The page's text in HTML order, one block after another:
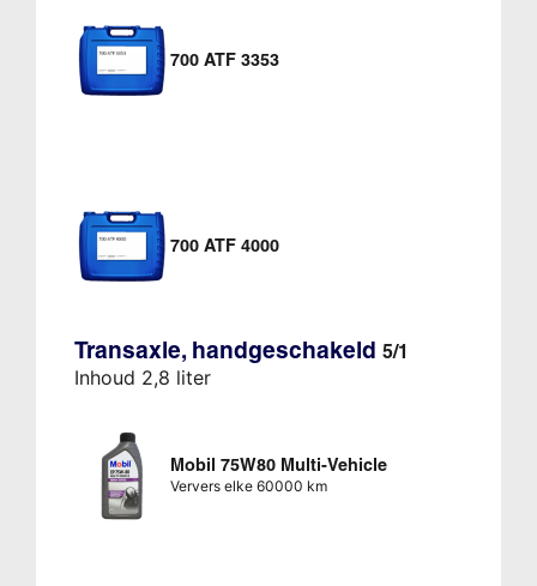
700 ATF 3353
700 ATF 4000
Transaxle, handgeschakeld 5/1
Inhoud 2,8 liter
Mobil 75W80 Multi-Vehicle
Ververs elke 60000 km